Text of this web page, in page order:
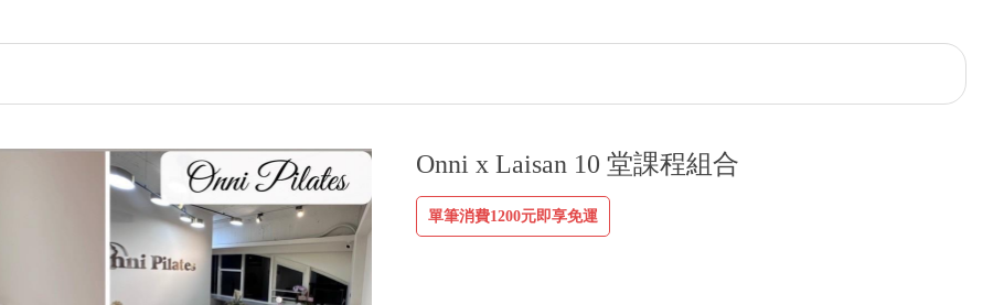
Onni x Laisan 10 堂課程組合
單筆消費1200元即享免運